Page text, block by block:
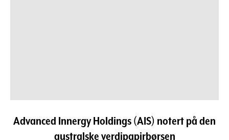
Advanced Innergy Holdings (AIS) notert på den
australske verdipapirbørsen